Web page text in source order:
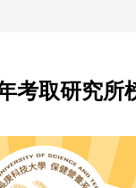
考取研究所